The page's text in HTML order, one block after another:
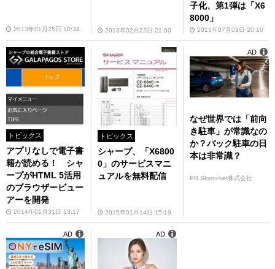
2013年01月25日 18:34 2013年02月22日 21:00
子化、第1弾は「X6
8000」
2013年07月03日 20:10
トピックス
アプリなしで電子書
籍が読める！ シャ
ープがHTML 5活用
のブラウザービュー
アーを開発
2014年01月31日 13:17
トピックス
シャープ、「X6800
0」のサービスマニ
ュアルを無料配信
2015年01月14日 15:19
なぜ世界では「前向
き駐車」が常識なの
か？バック駐車の日
本は非常識？
PR Skyrocket株式会社
AD
AD AD